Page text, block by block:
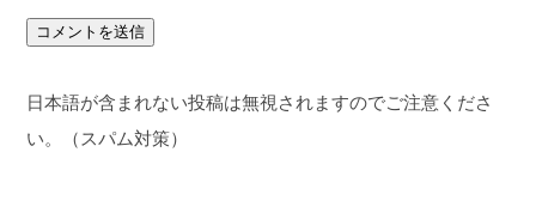
日本語が含まれない投稿は無視されますのでご注意くださ
い。（スパム対策）